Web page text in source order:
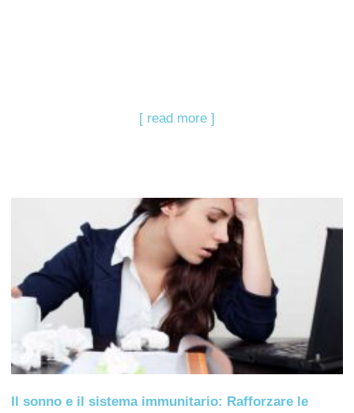
[ read more ]
Il sonno e il sistema immunitario: Rafforzare le